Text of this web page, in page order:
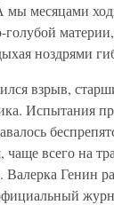
мы месяцами
ноздрями
взрыв,
Испытания
чаще всего на
Валерка Генин